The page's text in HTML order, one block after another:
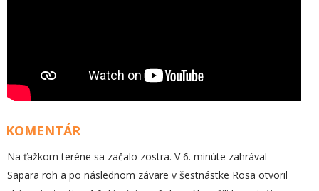
KOMENTÁR
Na ťažkom teréne sa začalo zostra. V 6. minúte zahrával
Sapara roh a po následnom závare v šestnástke Rosa otvoril